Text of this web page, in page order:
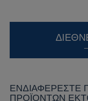
ΕΝΔΙΑΦΈΡΕΣΤΕ
ΠΡΟΪΌΝΤΩΝ